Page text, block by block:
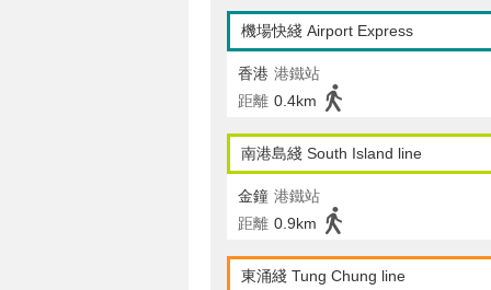
機場快綫 Airport Express
香港 港鐵站
距離 0.4km
南港島綫 South Island line
金鐘 港鐵站
距離 0.9km
東涌綫 Tung Chung line